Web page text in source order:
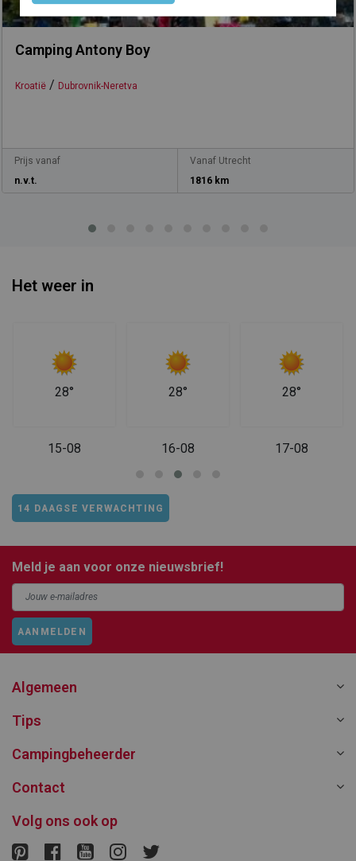
Camping Antony Boy
Kroatië / Dubrovnik-Neretva
Prijs vanaf
n.v.t.
Vanaf Utrecht
1816 km
Het weer in
28°
15-08
28°
16-08
28°
17-08
14 DAAGSE VERWACHTING
Meld je aan voor onze nieuwsbrief!
AANMELDEN
Algemeen
Tips
Campingbeheerder
Contact
Volg ons ook op